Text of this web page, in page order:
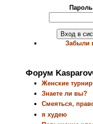
Забыли
Форум
Женские
Знаете ли вы?
Смеяться,
я худею